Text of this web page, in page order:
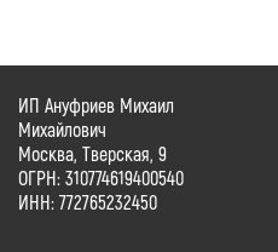
ИП Ануфриев Михаил
Михайлович
Москва, Тверская, 9
ОГРН: 310774619400540
ИНН: 772765232450